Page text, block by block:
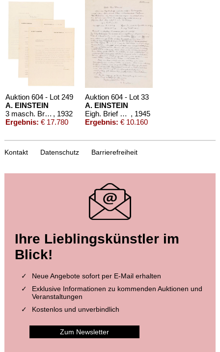
Auktion 604 - Lot 249
A. EINSTEIN
3 masch. Briefe m. U. an Prof. Ludwig Hopf, Mathematiker , 1932
Ergebnis: € 17.780
Auktion 604 - Lot 33
A. EINSTEIN
Eigh. Brief m. U. an E. G. Straus , 1945
Ergebnis: € 10.160
Auktion 499 - Lot 284
A. EINSTEIN
Annalen der Physik, Band 17
Ergebnis:€ 6.500
Auktion 604 - Lot 248
A. EINSTEIN
Kontakt Datenschutz Barrierefreiheit
Ihre Lieblingskünstler im
Blick!
Neue Angebote sofort per E-Mail erhalten
Exklusive Informationen zu kommenden Auktionen und
Veranstaltungen
Kostenlos und unverbindlich
Zum Newsletter